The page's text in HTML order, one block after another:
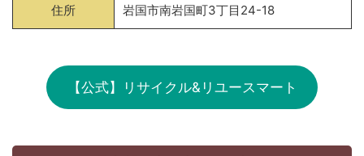
住所 岩国市南岩国町3丁目24-18
【公式】リサイクル&リユースマート